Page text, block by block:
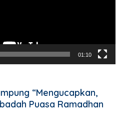
01:10
“Mengucapkan,
Puasa Ramadhan